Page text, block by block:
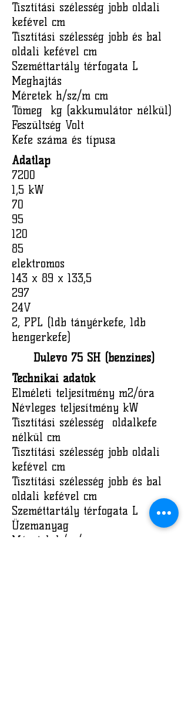
Tisztítási szélesség jobb oldali
kefével cm
Tisztítási szélesség jobb és bal
oldali kefével cm
Szeméttartály térfogata L
Meghajtás
Méretek h/sz/m cm
Tömeg kg (akkumulátor nélkül)
Feszültség Volt
Kefe száma és típusa
Adatlap
7200
1,5 kW
70
95
120
85
elektromos
143 x 89 x 133,5
297
24V
2, PPL (1db tányérkefe, 1db
hengerkefe)
Dulevo 75 SH (benzines)
Technikai adatok
Elméleti teljesítmény m2/óra
Névleges teljesítmény kW
Tisztítási szélesség oldalkefe
nélkül cm
Tisztítási szélesség jobb oldali
kefével cm
Tisztítási szélesség jobb és bal
oldali kefével cm
Szeméttartály térfogata L
Üzemanyag
Méretek h/sz/m cm